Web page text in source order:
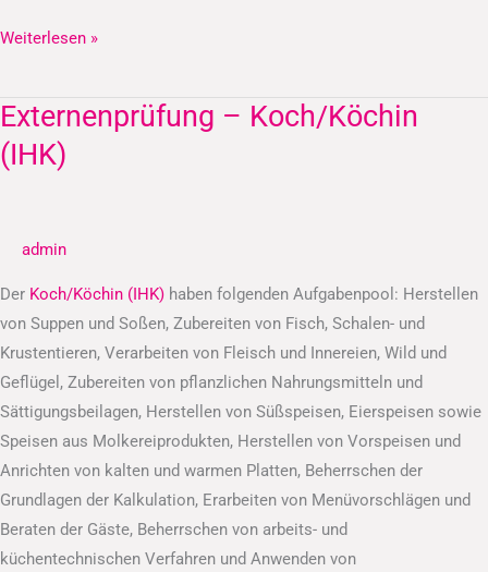
Weiterlesen »
Externenprüfung – Koch/Köchin
(IHK)
admin
Der Koch/Köchin (IHK) haben folgenden Aufgabenpool: Herstellen
von Suppen und Soßen, Zubereiten von Fisch, Schalen- und
Krustentieren, Verarbeiten von Fleisch und Innereien, Wild und
Geflügel, Zubereiten von pflanzlichen Nahrungsmitteln und
Sättigungsbeilagen, Herstellen von Süßspeisen, Eierspeisen sowie
Speisen aus Molkereiprodukten, Herstellen von Vorspeisen und
Anrichten von kalten und warmen Platten, Beherrschen der
Grundlagen der Kalkulation, Erarbeiten von Menüvorschlägen und
Beraten der Gäste, Beherrschen von arbeits- und
küchentechnischen Verfahren und Anwenden von
Externenprüfung
–
Koch/Köchin